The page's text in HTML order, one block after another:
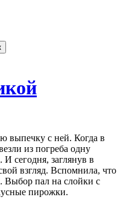
выпечку с ней. Когда в
из погреба одну
. И сегодня, заглянув в
взгляд. Вспомнила, что
Выбор пал на слойки с
пирожки.